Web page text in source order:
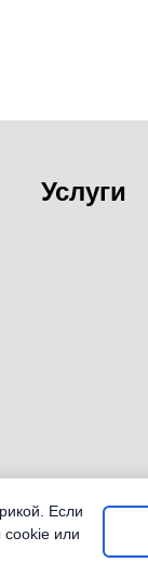
Услуги
Если
cookie или